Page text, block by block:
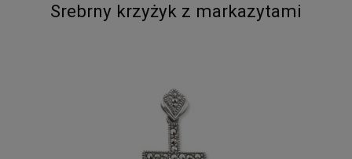
Srebrny krzyżyk z markazytami